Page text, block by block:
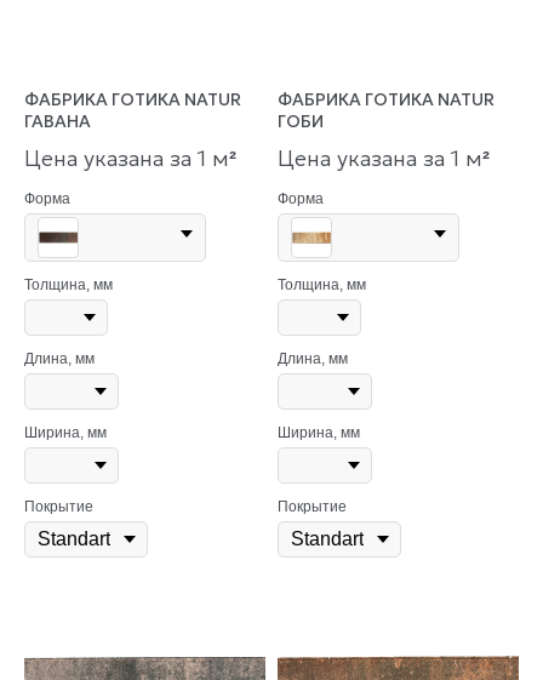
ФАБРИКА ГОТИКА NATUR
ГАВАНА
Цена указана за 1 м²
Форма
Толщина, мм
Длина, мм
Ширина, мм
Покрытие
ФАБРИКА ГОТИКА NATUR
ГОБИ
Цена указана за 1 м²
Форма
Толщина, мм
Длина, мм
Ширина, мм
Покрытие